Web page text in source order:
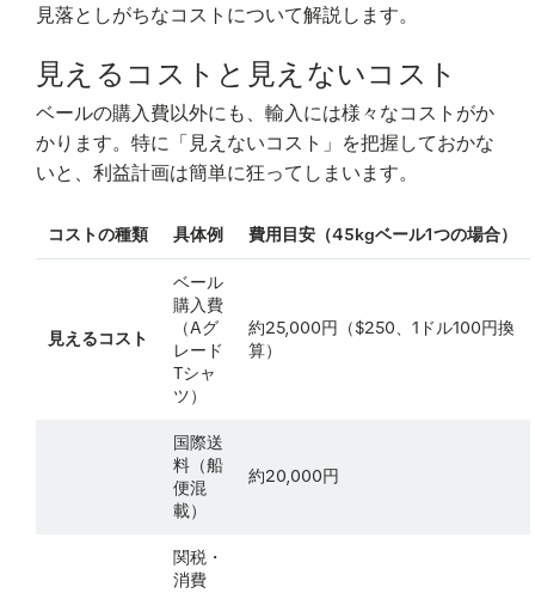
見落としがちなコストについて解説します。
見えるコストと見えないコスト
ベールの購入費以外にも、輸入には様々なコストがか
かります。特に「見えないコスト」を把握しておかな
いと、利益計画は簡単に狂ってしまいます。
コストの種類 具体例 費用目安（45kgベール1つの場合）
見えるコスト
ベール
購入費
（Aグ
レード
Tシャ
ツ）
約25,000円（$250、1ドル100円換
算）
国際送
料（船
便混
載）
約20,000円
関税・
消費